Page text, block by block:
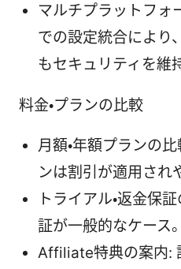
マルチプラットフォ
での設定統合により
もセキュリティを維
料金・プランの比較
月額・年額プランの
ンは割引が適用され
トライアル・返金保
証が一般的なケース。
Affiliate特典の案内: